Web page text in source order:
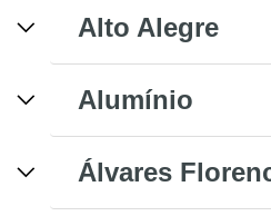
Alto Alegre
Alumínio
Álvares